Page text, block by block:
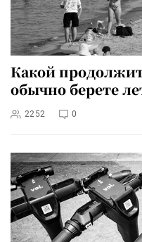
Какой
обычно берете
2252 0